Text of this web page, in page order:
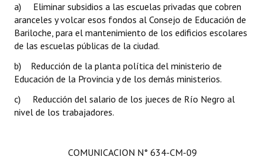
a) Eliminar subsidios a las escuelas privadas que cobren
aranceles y volcar esos fondos al Consejo de Educación de
Bariloche, para el mantenimiento de los edificios escolares
de las escuelas públicas de la ciudad.
b) Reducción de la planta política del ministerio de
Educación de la Provincia y de los demás ministerios.
c) Reducción del salario de los jueces de Río Negro al
nivel de los trabajadores.
COMUNICACION N° 634-CM-09